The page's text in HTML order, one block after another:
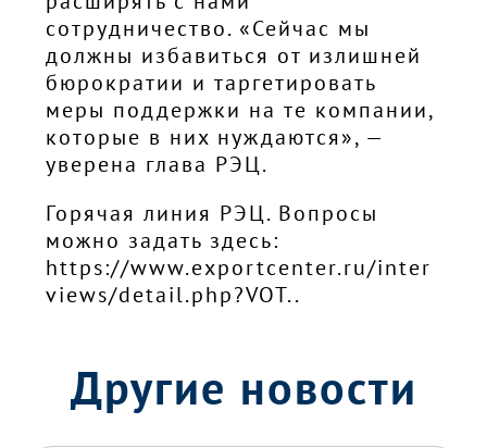
сотрудничество. «Сейчас мы
должны избавиться от излишней
бюрократии и таргетировать
меры поддержки на те компании,
которые в них нуждаются», —
уверена глава РЭЦ.
Горячая линия РЭЦ. Вопросы
можно задать здесь:
https://www.exportcenter.ru/inter
views/detail.php?VOT..
Другие новости